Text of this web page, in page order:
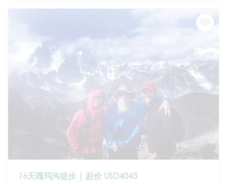
16天嘎玛沟徒步 | 起价 USD4043